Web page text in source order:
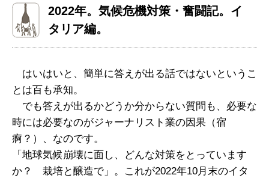
2022年。気候危機対策・奮闘記。イ
タリア編。
はいはいと、簡単に答えが出る話ではないというこ
とは百も承知。
でも答えが出るかどうか分からない質問も、必要な
時には必要なのがジャーナリスト業の因果（宿
痾？）、なのです。
「地球気候崩壊に面し、どんな対策をとっています
か？ 栽培と醸造で」。これが2022年10月末のイタ